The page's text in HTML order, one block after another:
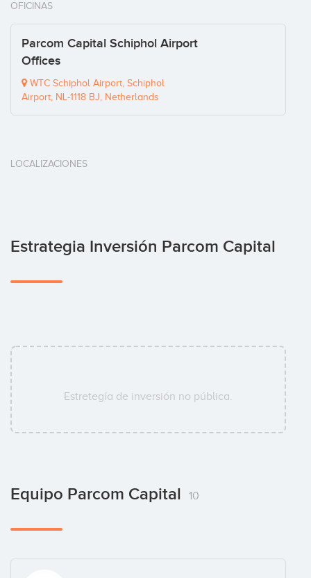
OFICINAS
Parcom Capital Schiphol Airport
Offices
WTC Schiphol Airport, Schiphol
Airport, NL-1118 BJ, Netherlands
LOCALIZACIONES
Estrategia Inversión Parcom Capital
Estretegía de inversión no pública.
Equipo Parcom Capital 10